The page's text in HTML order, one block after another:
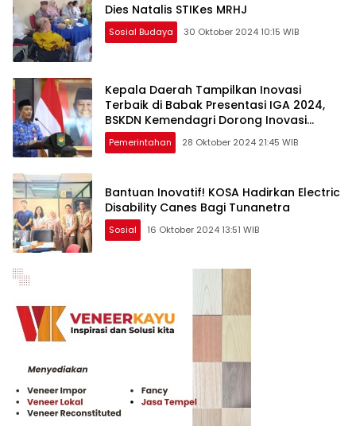
Dies Natalis STIKes MRHJ
Sosial Budaya 30 Oktober 2024 10:15 WIB
Kepala Daerah Tampilkan Inovasi
Terbaik di Babak Presentasi IGA 2024,
BSKDN Kemendagri Dorong Inovasi
Berkelanjutan
Pemerintahan 28 Oktober 2024 21:45 WIB
Bantuan Inovatif! KOSA Hadirkan Electric
Disability Canes Bagi Tunanetra
Sosial 16 Oktober 2024 13:51 WIB